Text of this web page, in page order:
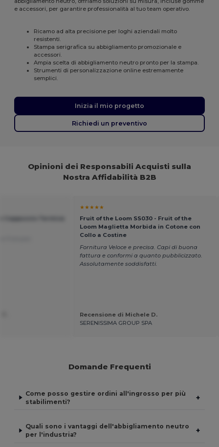
e accessori, per garantire professionalità al tuo team operativo.
Ricamo ad alta precisione per loghi aziendali molto
resistenti.
Stampa serigrafica su abbigliamento promozionale e
accessori.
Ampia scelta di abbigliamento neutro pronto per la stampa.
Strumenti di personalizzazione online estremamente
semplici.
Inizia il mio progetto
Richiedi un preventivo
Opinioni dei Responsabili Acquisti sulla
Nostra Affidabilità B2B
★★★★★
Fruit of the Loom SS030 - Fruit of the
Loom Maglietta Morbida in Cotone con
Collo a Costine
Fornitura Veloce e precisa. Capi di buona
fattura e conformi a quanto pubblicizzato.
Assolutamente soddisfatti.
Recensione di Michele D.
SERENISSIMA GROUP SPA
Domande Frequenti
Come posso gestire ordini all'ingrosso per più
stabilimenti?
+
Quali sono i vantaggi dell'abbigliamento neutro
per l'industria?
+